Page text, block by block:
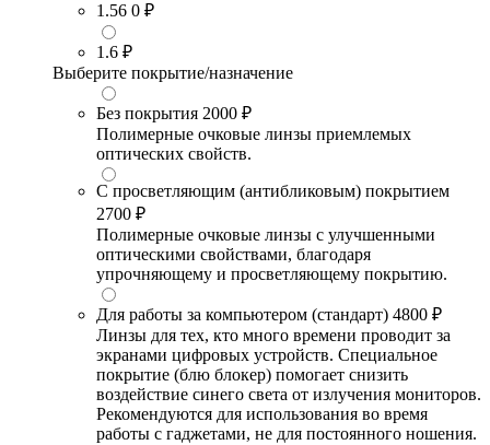
1.56 0 ₽
1.6 ₽
Выберите покрытие/назначение
Без покрытия 2000 ₽
Полимерные очковые линзы приемлемых
оптических свойств.
С просветляющим (антибликовым) покрытием
2700 ₽
Полимерные очковые линзы с улучшенными
оптическими свойствами, благодаря
упрочняющему и просветляющему покрытию.
Для работы за компьютером (стандарт) 4800 ₽
Линзы для тех, кто много времени проводит за
экранами цифровых устройств. Специальное
покрытие (блю блокер) помогает снизить
воздействие синего света от излучения мониторов.
Рекомендуются для использования во время
работы с гаджетами, не для постоянного ношения.